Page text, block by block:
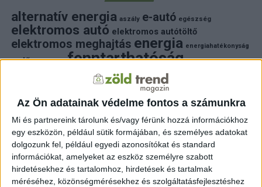
Az Ön adatainak védelme fontos a számunkra
Mi és partnereink tárolunk és/vagy férünk hozzá információkhoz
egy eszközön, például sütik formájában, és személyes adatokat
dolgozunk fel, például egyedi azonosítókat és standard
információkat, amelyeket az eszköz személyre szabott
hirdetésekhez és tartalomhoz, hirdetések és tartalmak
méréséhez, közönségmérésekhez és szolgáltatásfejlesztéshez
alternatív energia aszály e-autó egészség
elektromos autó elektromos autótöltő
elektromos meghajtás energia energiahatékonyság
erdő fejlesztés fenntarthatóság fotovoltaikus
hulladék időjárás klímaváltozás
környezet
környezetvédelem környezetvédelmi hírek
közlekedés megújuló energia mezőgazdaság
napelemnapelemeknapenergia
naperőmű solar solar energy szelektiv hulladék természet
természetvédelem villamosenergia villanyautó víz
autó
zöld energia zöld energiaforrás zöld hirek
állatvédelem áram életmód újrahasznosítás